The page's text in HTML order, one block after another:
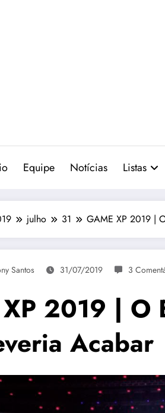
Equipe Notícias Listas
julho 31 GAME XP 2019 |
Santos 31/07/2019 3
2019 | O
Acabar